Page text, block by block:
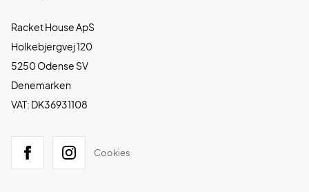
Racket House ApS
Holkebjergvej 120
5250 Odense SV
Denemarken
VAT: DK36931108
Cookies